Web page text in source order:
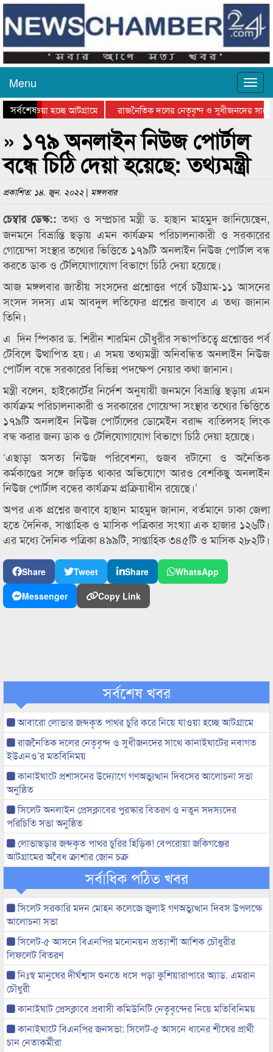
Menu
সর্বশেষ
যাওয়া হচ্ছে আটগ্রামে
রাজনৈতিক দলের নেতৃবৃন্দ ও সুধীজনদের সাথে
সিলেটে বাংলাদেশ গ্রুপ থিয়েটার
» ১৭৯ অনলাইন নিউজ পোর্টাল
বন্ধে চিঠি দেয়া হয়েছে: তথ্যমন্ত্রী
প্রকাশিত: ১৪. জুন. ২০২২ | মঙ্গলবার
চেম্বার ডেস্ক::তথ্য ও সম্প্রচার মন্ত্রী ড. হাছান মাহমুদ জানিয়েছেন,
জনমনে বিভ্রান্তি ছড়ায় এমন কার্যক্রম পরিচালনাকারী ও সরকারের
গোয়েন্দা সংস্থার তথ্যের ভিত্তিতে ১৭৯টি অনলাইন নিউজ পোর্টাল বন্ধ
করতে ডাক ও টেলিযোগাযোগ বিভাগে চিঠি দেয়া হয়েছে।
আজ মঙ্গলবার জাতীয় সংসদের প্রশ্নোত্তর পর্বে চট্টগ্রাম-১১ আসনের
সংসদ সদস্য এম আবদুল লতিফের প্রশ্নের জবাবে এ তথ্য জানান
তিনি।
এ দিন স্পিকার ড. শিরীন শারমিন চৌধুরীর সভাপতিত্বে প্রশ্নোত্তর পর্ব
টেবিলে উত্থাপিত হয়। এ সময় তথ্যমন্ত্রী অনিবন্ধিত অনলাইন নিউজ
পোর্টাল বন্ধে সরকারের বিভিন্ন পদক্ষেপ নেয়ার কথা জানান।
মন্ত্রী বলেন, হাইকোর্টের নির্দেশ অনুযায়ী জনমনে বিভ্রান্তি ছড়ায় এমন
কার্যক্রম পরিচালনাকারী ও সরকারের গোয়েন্দা সংস্থার তথ্যের ভিত্তিতে
১৭৯টি অনলাইন নিউজ পোর্টালের ডোমেইন বরাদ্দ বাতিলসহ লিংক
বন্ধ করার জন্য ডাক ও টেলিযোগাযোগ বিভাগে চিঠি দেয়া হয়েছে।
‘এছাড়া অসত্য নিউজ পরিবেশনা, গুজব রটানো ও অনৈতিক
কর্মকাণ্ডের সঙ্গে জড়িত থাকার অভিযোগে আরও বেশকিছু অনলাইন
নিউজ পোর্টাল বন্ধের কার্যক্রম প্রক্রিয়াধীন রয়েছে।’
অপর এক প্রশ্নের জবাবে হাছান মাহমুদ জানান, বর্তমানে ঢাকা জেলা
হতে দৈনিক, সাপ্তাহিক ও মাসিক পত্রিকার সংখ্যা এক হাজার ১২৬টি।
এর মধ্যে দৈনিক পত্রিকা ৪৯৯টি, সাপ্তাহিক ৩৪৫টি ও মাসিক ২৮২টি।
Share Tweet Share
WhatsApp
Messenger
Copy Link
সর্বশেষ খবর
আবারো লোভার জব্দকৃত পাথর চুরি করে নিয়ে যাওয়া হচ্ছে আটগ্রামে
রাজনৈতিক দলের নেতৃবৃন্দ ও সুধীজনদের সাথে কানাইঘাটের নবাগত
ইউএনও’র মতবিনিময়
কানাইঘাটে প্রশাসনের উদ্যোগে গণঅভ্যুত্থান দিবসের আলোচনা সভা
অনুষ্ঠিত
সিলেট অনলাইন প্রেসক্লাবের পুরস্কার বিতরণ ও নতুন সদস্যদের
পরিচিতি সভা অনুষ্ঠিত
লোভাছড়ার জব্দকৃত পাথর চুরির হিড়িক! বেপরোয়া জকিগঞ্জের
আটগ্রামের অবৈধ ক্রাশার জোন চক্র
সর্বাধিক পঠিত খবর
সিলেট সরকারি মদন মোহন কলেজে জুলাই গণঅভ্যুত্থান দিবস উপলক্ষে
আলোচনা সভা
সিলেট-৫ আসনে বিএনপির মনোনয়ন প্রত্যাশী আশিক চৌধুরীর
লিফলেট বিতরণ
নিঃস্ব মানুষের দীর্ঘশ্বাস শুনতে ধসে পড়া কুশিয়ারাপারে অ্যাড. এমরান
চৌধুরী
কানাইঘাট প্রেসক্লাবে প্রবাসী কমিউনিটি নেতৃবৃন্দের নিয়ে মতিবিনিময়
কানাইঘাটে বিএনপির জনসভা: সিলেট-৫ আসনে ধানের শীষের প্রার্থী
চান নেতাকর্মীরা